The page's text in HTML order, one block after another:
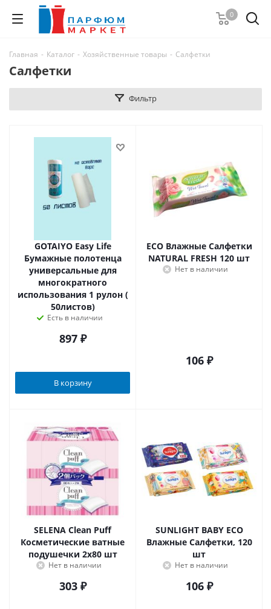
0
Главная - Каталог - Хозяйственные товары - Салфетки
Салфетки
Фильтр
GOTAIYO Easy Life
Бумажные полотенца
универсальные для
многократного
использования 1 рулон (
50листов)
Есть в наличии
897₽
В корзину
ECO Влажные Салфетки
NATURAL FRESH 120 шт
Нет в наличии
106₽
SELENA Clean Puff
Косметические ватные
подушечки 2х80 шт
Нет в наличии
303₽
SUNLIGHT BABY ECO
Влажные Салфетки, 120
шт
Нет в наличии
106₽